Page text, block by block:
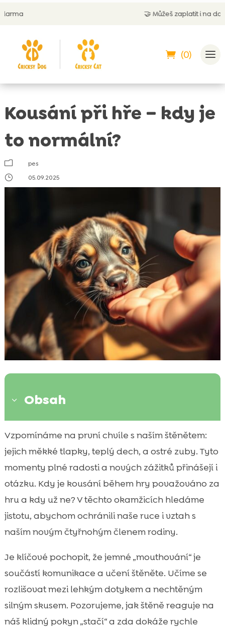
Můžeš zaplatit i na dobírku
(0)
Kousání při hře – kdy je
to normální?
m
pes
}
05.09.2025
3 Obsah
 Co je kousání při hře a proč ho štěňata
používají
Vývojové fáze štěněte a jak ovlivňují
Signály, že hra přerůstá v problém
Metody učení kontroly skusu
Hry a obohacení, které snižují kousání
 Nejčastější chyby, kterým se vyhnout
 Role socializace a interakce s jinými psy
 Prořezávání zubů: úleva, prevence a péče

Krmení a energie: jak strava ovlivňuje
Vzpomínáme na první chvíle s naším štěnětem:
jejich měkké tlapky, teplý dech, a ostré zuby. Tyto
momenty plné radosti a nových zážitků přinášejí i
otázku. Kdy je kousání během hry považováno za
hru a kdy už ne? V těchto okamžicích hledáme
jistotu, abychom ochránili naše ruce i vztah s
naším novým čtyřnohým členem rodiny.
Je klíčové pochopit, že jemné „mouthování“ je
součástí komunikace a učení štěněte. Učíme se
rozlišovat mezi lehkým dotykem a nechtěným
silným skusem. Pozorujeme, jak štěně reaguje na
náš klidný pokyn „stačí“ a zda dokáže rychle